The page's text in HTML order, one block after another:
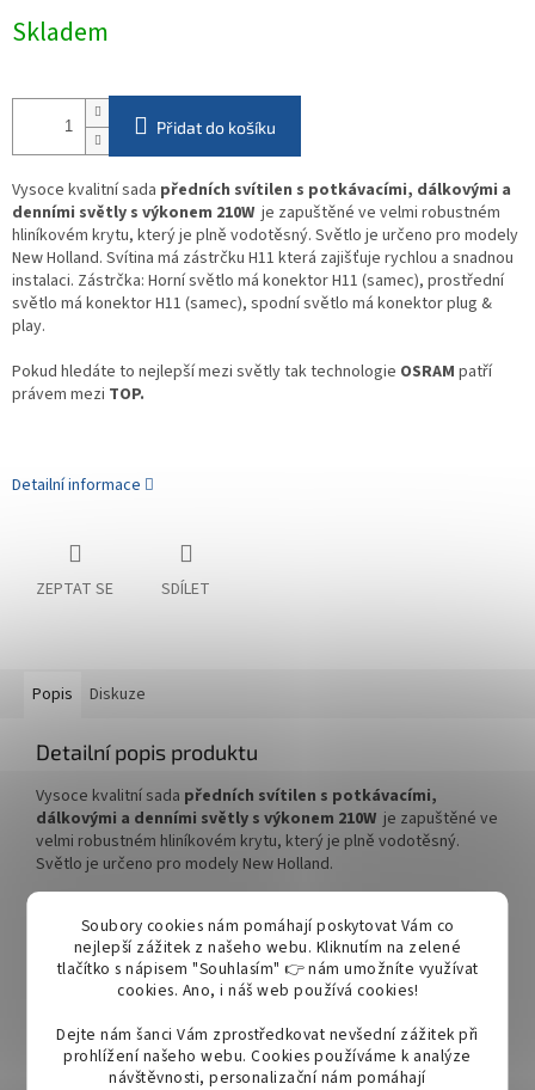
Soubory cookies nám pomáhají poskytovat Vám co
nejlepší zážitek z našeho webu. Kliknutím na zelené
tlačítko s nápisem "Souhlasím" 👉 nám umožníte využívat
cookies. Ano, i náš web používá cookies!
Dejte nám šanci Vám zprostředkovat nevšední zážitek při
prohlížení našeho webu. Cookies používáme k analýze
návštěvnosti, personalizační nám pomáhají
cena:
Skladem
Přidat do košíku
Vysoce kvalitní sada předních svítilen s potkávacími, dálkovými a
denními světly s výkonem 210W je zapuštěné ve velmi robustném
hliníkovém krytu, který je plně vodotěsný. Světlo je určeno pro modely
New Holland. Svítina má zástrčku H11 která zajišťuje rychlou a snadnou
instalaci. Zástrčka: Horní světlo má konektor H11 (samec), prostřední
světlo má konektor H11 (samec), spodní světlo má konektor plug &
play.
Pokud hledáte to nejlepší mezi světly tak technologie OSRAM patří
právem mezi TOP.
Detailní informace
ZEPTAT SE SDÍLET
Popis Diskuze
Detailní popis produktu
Vysoce kvalitní sada předních svítilen s potkávacími,
dálkovými a denními světly s výkonem 210W je zapuštěné ve
velmi robustném hliníkovém krytu, který je plně vodotěsný.
Světlo je určeno pro modely New Holland.
instalaci.Zástrčka: Horní světlo má konektor H11 (samec),
prostřední světlo má konektor H11 (samec), spodní světlo má
konektor plug & play.
Světelný tok: horní - 4800 Lm, středové - 6000 Lm, spodní
750 Lm + 2350 Lm